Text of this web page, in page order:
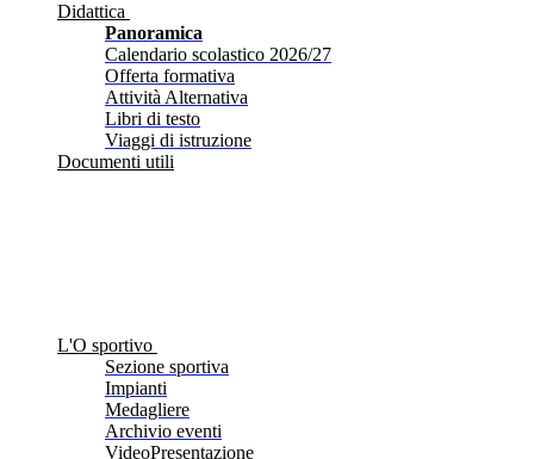
Didattica
Panoramica
Calendario scolastico 2026/27
Offerta formativa
Attività Alternativa
Libri di testo
Viaggi di istruzione
Documenti utili
L'O sportivo
Sezione sportiva
Impianti
Medagliere
Archivio eventi
VideoPresentazione